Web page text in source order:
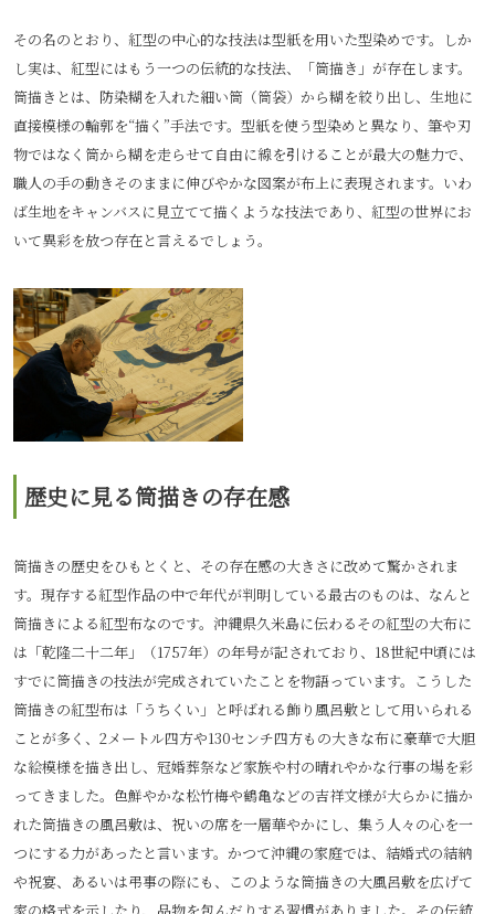
その名のとおり、紅型の中心的な技法は型紙を用いた型染めです。しか
し実は、紅型にはもう一つの伝統的な技法、「筒描き」が存在します。
筒描きとは、防染糊を入れた細い筒（筒袋）から糊を絞り出し、生地に
直接模様の輪郭を“描く”手法です。型紙を使う型染めと異なり、筆や刃
物ではなく筒から糊を走らせて自由に線を引けることが最大の魅力で、
職人の手の動きそのままに伸びやかな図案が布上に表現されます。いわ
ば生地をキャンバスに見立てて描くような技法であり、紅型の世界にお
いて異彩を放つ存在と言えるでしょう。
歴史に見る筒描きの存在感
筒描きの歴史をひもとくと、その存在感の大きさに改めて驚かされま
す。現存する紅型作品の中で年代が判明している最古のものは、なんと
筒描きによる紅型布なのです。沖縄県久米島に伝わるその紅型の大布に
は「乾隆二十二年」（1757年）の年号が記されており、18世紀中頃には
すでに筒描きの技法が完成されていたことを物語っています。こうした
筒描きの紅型布は「うちくい」と呼ばれる飾り風呂敷として用いられる
ことが多く、2メートル四方や130センチ四方もの大きな布に豪華で大胆
な絵模様を描き出し、冠婚葬祭など家族や村の晴れやかな行事の場を彩
ってきました。色鮮やかな松竹梅や鶴亀などの吉祥文様が大らかに描か
れた筒描きの風呂敷は、祝いの席を一層華やかにし、集う人々の心を一
つにする力があったと言います。かつて沖縄の家庭では、結婚式の結納
や祝宴、あるいは弔事の際にも、このような筒描きの大風呂敷を広げて